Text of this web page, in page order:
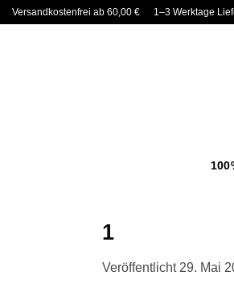
ZumVersandkostenfrei ab 60,00 € 1–3 Werktage
1
Veröffentlicht 29. Mai